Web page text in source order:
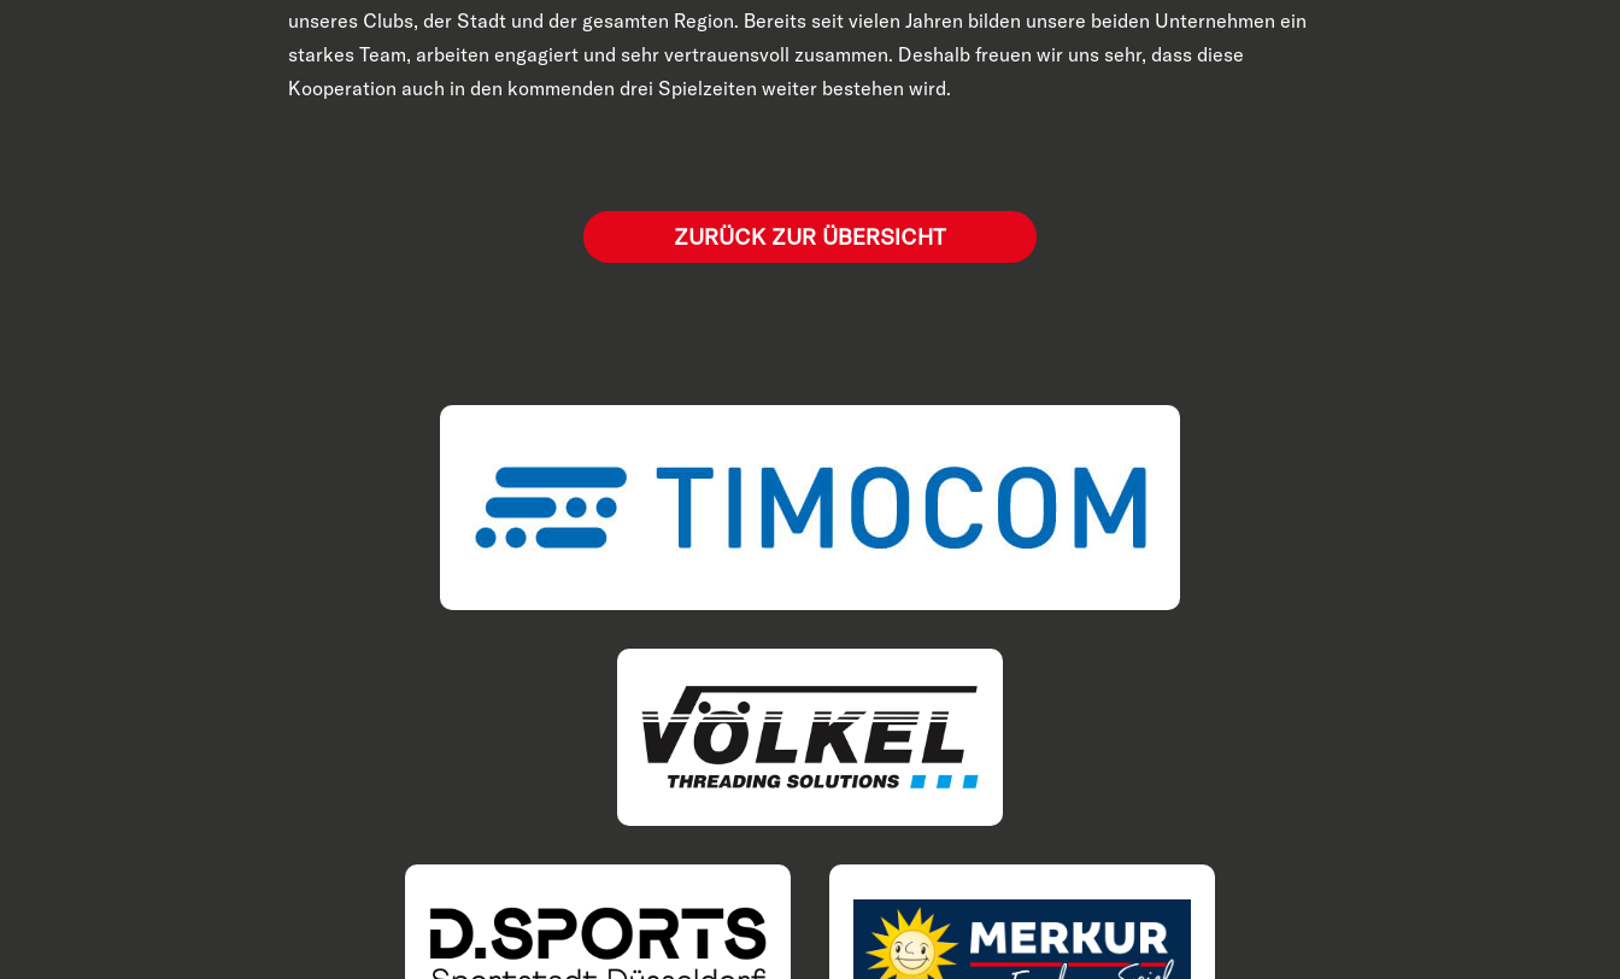
unseres Clubs, der Stadt und der gesamten Region. Bereits seit vielen Jahren bilden unsere beiden Unternehmen ein
starkes Team, arbeiten engagiert und sehr vertrauensvoll zusammen. Deshalb freuen wir uns sehr, dass diese
Kooperation auch in den kommenden drei Spielzeiten weiter bestehen wird.
ZURÜCK ZUR ÜBERSICHT